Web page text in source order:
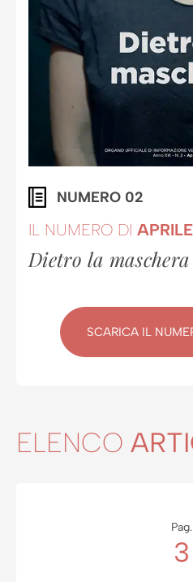
NUMERO 02
IL NUMERO DI
Dietro la maschera
SCARICA IL
ELENCO
Pag.
3